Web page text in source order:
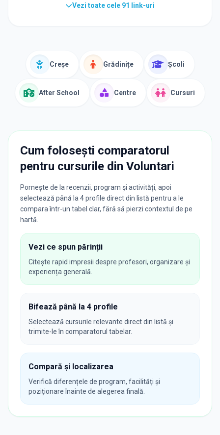
Vezi toate cele 91 link-uri
Creșe Grădinițe Școli
After School Centre Cursuri
Cum folosești comparatorul
pentru cursurile din Voluntari
Pornește de la recenzii, program și activități, apoi
selectează până la 4 profile direct din listă pentru a le
compara într-un tabel clar, fără să pierzi contextul de pe
hartă.
Vezi ce spun părinții
Citește rapid impresii despre profesori, organizare și
experiența generală.
Bifează până la 4 profile
Selectează cursurile relevante direct din listă și
trimite-le în comparatorul tabelar.
Compară și localizarea
Verifică diferențele de program, facilități și
poziționare înainte de alegerea finală.